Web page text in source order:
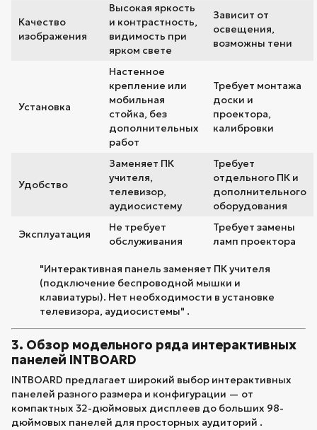
Качество
изображения
Высокая яркость
и контрастность,
видимость при
ярком свете
Зависит от
освещения,
возможны тени
Установка
Настенное
крепление или
мобильная
стойка, без
дополнительных
работ
Требует монтажа
доски и
проектора,
калибровки
Удобство
Заменяет ПК
учителя,
телевизор,
аудиосистему
Требует
отдельного ПК и
дополнительного
оборудования
Эксплуатация
Не требует
обслуживания
Требует замены
ламп проектора
"Интерактивная панель заменяет ПК учителя
(подключение беспроводной мышки и
клавиатуры). Нет необходимости в установке
телевизора, аудиосистемы" .
3. Обзор модельного ряда интерактивных
панелей INTBOARD
INTBOARD предлагает широкий выбор интерактивных
панелей разного размера и конфигурации — от
компактных 32-дюймовых дисплеев до больших 98-
дюймовых панелей для просторных аудиторий .